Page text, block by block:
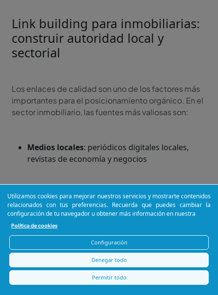
Link building para inmobiliarias:
construir autoridad local y
sectorial
Los enlaces de calidad son uno de los factores más
importantes para el posicionamiento orgánico. En el
sector inmobiliario, las fuentes más valiosas son:
Medios locales: periódicos digitales locales,
revistas de economía y negocios
Asociaciones del sector: API (Agentes de la
Propiedad Inmobiliaria), SIMA, federaciones
inmobiliarias
Medios especializados: portales de noticias
inmobiliarias, revistas de decoración y vivienda
Utilizamos cookies para mejorar nuestros servicios y mostrarte contenidos
relacionados con tus preferencias. Recuerda que puedes cambiar la
configuración de tu navegador u obtener más información en nuestra
Política de cookies
Configuración
Denegar todo
Permitir todo